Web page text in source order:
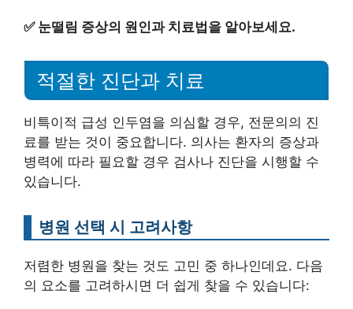
✅ 눈떨림 증상의 원인과 치료법을 알아보세요.
적절한 진단과 치료
비특이적 급성 인두염을 의심할 경우, 전문의의 진
료를 받는 것이 중요합니다. 의사는 환자의 증상과
병력에 따라 필요할 경우 검사나 진단을 시행할 수
있습니다.
병원 선택 시 고려사항
저렴한 병원을 찾는 것도 고민 중 하나인데요. 다음
의 요소를 고려하시면 더 쉽게 찾을 수 있습니다: